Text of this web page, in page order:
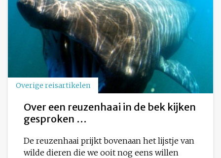
Overige reisartikelen
Over een reuzenhaai in de bek kijken
gesproken …
De reuzenhaai prijkt bovenaan het lijstje van
wilde dieren die we ooit nog eens willen